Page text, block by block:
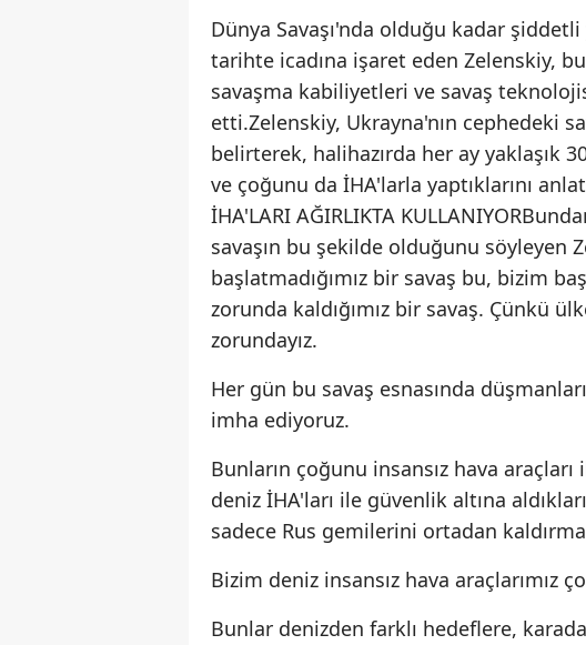
Dünya Savaşı'nda olduğu kadar şiddetli
tarihte icadına işaret eden Zelenskiy,
savaşma kabiliyetleri ve savaş
etti.Zelenskiy, Ukrayna'nın cephedeki
belirterek, halihazırda her ay yaklaşık
ve çoğunu da İHA'larla yaptıklarını
İHA'LARI AĞIRLIKTA
savaşın bu şekilde olduğunu söyleyen
başlatmadığımız bir savaş bu, bizim
zorunda kaldığımız bir savaş. Çünkü
zorundayız.
Her gün bu savaş esnasında
imha ediyoruz.
Bunların çoğunu insansız hava
deniz İHA'ları ile güvenlik altına
sadece Rus gemilerini ortadan
Bizim deniz insansız hava araçlarımız
Bunlar denizden farklı hedeflere,